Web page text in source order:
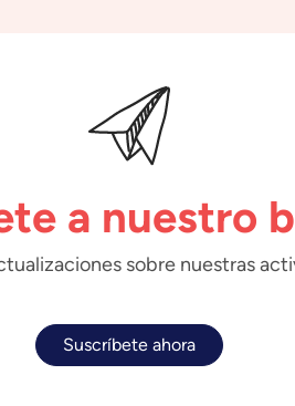
a nuestro
sobre nuestras
Suscríbete ahora